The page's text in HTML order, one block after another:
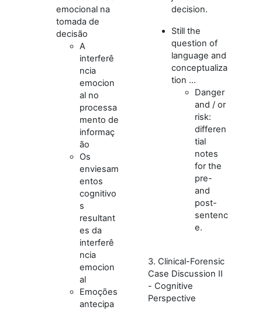
emocional na
tomada de
decisão
A
interferê
ncia
emocion
al no
processa
mento de
informaç
ão
Os
enviesam
entos
cognitivo
s
resultant
es da
interferê
ncia
emocion
al
Emoções
antecipa
decision.
Still the
question of
language and
conceptualiza
tion ...
Danger
and / or
risk:
differen
tial
notes
for the
pre-
and
post-
sentenc
e.
3. Clinical-Forensic
Case Discussion II
- Cognitive
Perspective